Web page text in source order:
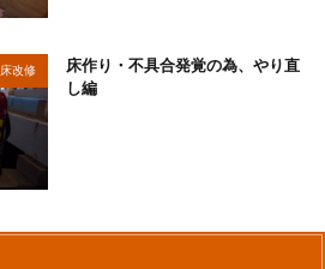
床改修
床作り・不具合発覚の為、やり直
し編